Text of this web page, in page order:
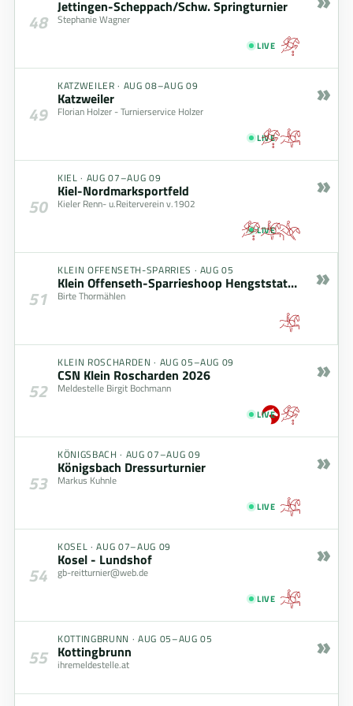
48
Jettingen-Scheppach/Schw. Springturnier
Stephanie Wagner
LIVE
49
KATZWEILER · AUG 08–AUG 09
Katzweiler
Florian Holzer - Turnierservice Holzer
LIVE
»
50
KIEL · AUG 07–AUG 09
Kiel-Nordmarksportfeld
Kieler Renn- u.Reiterverein v.1902
LIVE
»
51
KLEIN OFFENSETH-SPARRIES · AUG 05
Klein Offenseth-Sparrieshoop Hengststation Maas J. Hell
Birte Thormählen
»
52
KLEIN ROSCHARDEN · AUG 05–AUG 09
CSN Klein Roscharden 2026
Meldestelle Birgit Bochmann
LIVE
»
53
KÖNIGSBACH · AUG 07–AUG 09
Königsbach Dressurturnier
Markus Kuhnle
LIVE
»
54
KOSEL ·AUG 07–AUG 09
Kosel - Lundshof
gb-reitturnier@web.de
LIVE
»
55
KOTTINGBRUNN · AUG 05–AUG 05
Kottingbrunn
ihremeldestelle.at
»